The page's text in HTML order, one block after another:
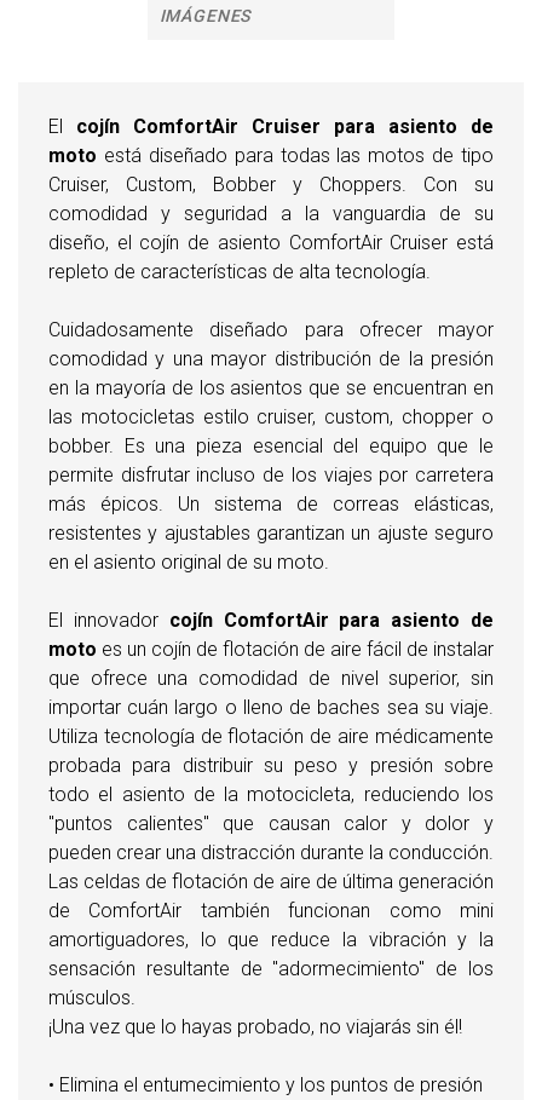
IMÁGENES
El cojín ComfortAir Cruiser para asiento de
moto está diseñado para todas las motos de tipo
Cruiser, Custom, Bobber y Choppers. Con su
comodidad y seguridad a la vanguardia de su
diseño, el cojín de asiento ComfortAir Cruiser está
repleto de características de alta tecnología.
Cuidadosamente diseñado para ofrecer mayor
comodidad y una mayor distribución de la presión
en la mayoría de los asientos que se encuentran en
las motocicletas estilo cruiser, custom, chopper o
bobber. Es una pieza esencial del equipo que le
permite disfrutar incluso de los viajes por carretera
más épicos. Un sistema de correas elásticas,
resistentes y ajustables garantizan un ajuste seguro
en el asiento original de su moto.
El innovador cojín ComfortAir para asiento de
moto es un cojín de flotación de aire fácil de instalar
que ofrece una comodidad de nivel superior, sin
importar cuán largo o lleno de baches sea su viaje.
Utiliza tecnología de flotación de aire médicamente
probada para distribuir su peso y presión sobre
todo el asiento de la motocicleta, reduciendo los
"puntos calientes" que causan calor y dolor y
pueden crear una distracción durante la conducción.
Las celdas de flotación de aire de última generación
de ComfortAir también funcionan como mini
amortiguadores, lo que reduce la vibración y la
sensación resultante de "adormecimiento" de los
músculos.
¡Una vez que lo hayas probado, no viajarás sin él!
• Elimina el entumecimiento y los puntos de presión